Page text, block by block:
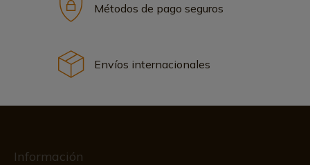
Métodos de pago seguros
Envíos internacionales
Información